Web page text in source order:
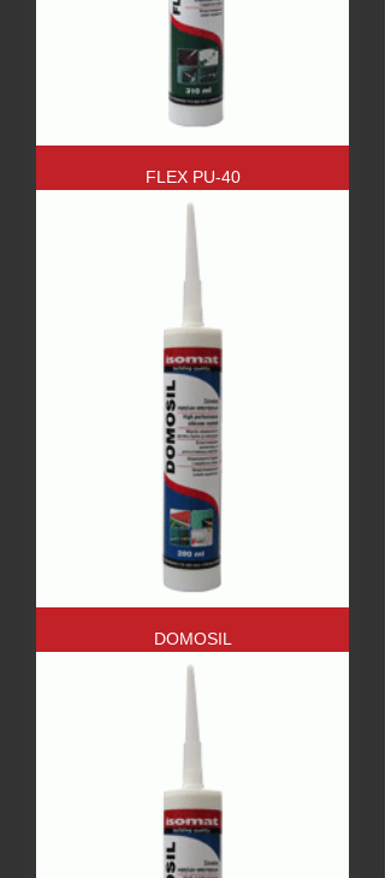
FLEX PU-40
DOMOSIL